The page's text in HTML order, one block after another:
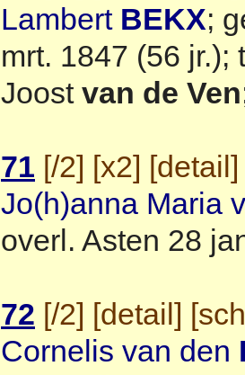
Lambert BEKX;
mrt. 1847 (56 jr.);
Joost van de Ven
71 [/2] [x2] [detail]
Jo(h)anna Maria
overl. Asten 28
72 [/2] [detail] [
Cornelis van den